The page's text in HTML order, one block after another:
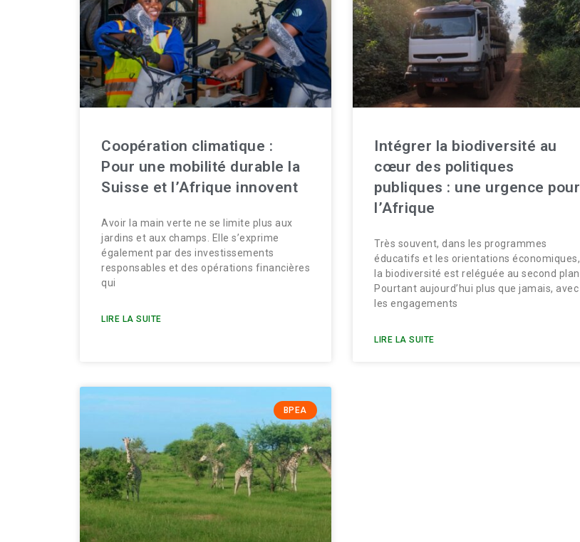
Coopération climatique :
Pour une mobilité durable la
Suisse et l’Afrique innovent
Avoir la main verte ne se limite plus aux
jardins et aux champs. Elle s’exprime
également par des investissements
responsables et des opérations financières
qui
LIRE LA SUITE
Intégrer la biodiversité au
cœur des politiques
publiques : une urgence pour
l’Afrique
Très souvent, dans les programmes
éducatifs et les orientations économiques,
la biodiversité est reléguée au second plan.
Pourtant aujourd’hui plus que jamais, avec
les engagements
LIRE LA SUITE
BPEA